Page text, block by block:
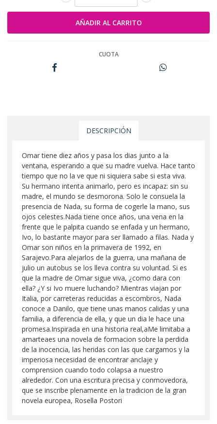
CUOTA
DESCRIPCIÓN
Omar tiene diez años y pasa los dias junto a la
ventana, esperando a que su madre vuelva. Hace tanto
tiempo que no la ve que ni siquiera sabe si esta viva.
Su hermano intenta animarlo, pero es incapaz: sin su
madre, el mundo se desmorona. Solo le consuela la
presencia de Nada, su forma de cogerle la mano, sus
ojos celestes.Nada tiene once años, una vena en la
frente que le palpita cuando se enfada y un hermano,
Ivo, lo bastante mayor para ser llamado a filas. Nada y
Omar son niños en la primavera de 1992, en
Sarajevo.Para alejarlos de la guerra, una mañana de
julio un autobus se los lleva contra su voluntad. Si es
que la madre de Omar sigue viva, ¿como dara con
ella? ¿Y si Ivo muere luchando? Mientras viajan por
Italia, por carreteras reducidas a escombros, Nada
conoce a Danilo, que tiene unas manos calidas y una
familia, a diferencia de ella, y que un dia le hace una
promesa.Inspirada en una historia real,aMe limitaba a
amarteaes una novela de formacion sobre la perdida
de la inocencia, las heridas con las que cargamos y la
imperiosa necesidad de encontrar anclaje y
comprension cuando todo colapsa a nuestro
alrededor. Con una escritura precisa y conmovedora,
que se inscribe plenamente en la tradicion de la gran
novela europea, Rosella Postori